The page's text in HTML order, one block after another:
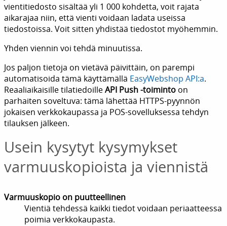
vientitiedosto sisältää yli 1 000 kohdetta, voit rajata
aikarajaa niin, että vienti voidaan ladata useissa
tiedostoissa. Voit sitten yhdistää tiedostot myöhemmin.
Yhden viennin voi tehdä minuutissa.
Jos paljon tietoja on vietävä päivittäin, on parempi
automatisoida tämä käyttämällä EasyWebshop API:a.
Reaaliaikaisille tilatiedoilleAPI Push -toiminto on
parhaiten soveltuva: tämä lähettää HTTPS-pyynnön
jokaisen verkkokaupassa ja POS-sovelluksessa tehdyn
tilauksen jälkeen.
Usein kysytyt kysymykset
varmuuskopioista ja viennistä
Varmuuskopio on puutteellinen
Vientiä tehdessä kaikki tiedot voidaan periaatteessa
poimia verkkokaupasta.